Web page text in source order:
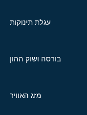
עגלת תינוקות
בורסה ושוק ההון
מזג האוויר